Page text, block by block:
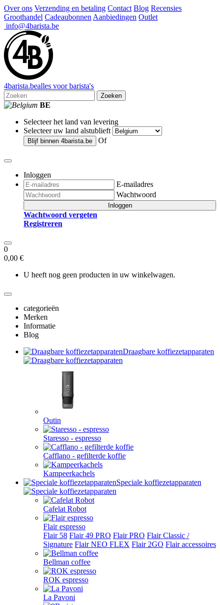
Over ons Verzending en betaling Contact Blog Recensies
Groothandel Cadeaubonnen Aanbiedingen Outlet
info@4barista.be
4barista.bealles voor barista's
Zoeken
BE
Selecteer het land van levering
Selecteer uw land alstublieft
Blijf binnen 4barista.be Of
Inloggen
E-mailadres
Wachtwoord
Inloggen
Wachtwoord vergeten
Registreren
0
0,00 €
U heeft nog geen producten in uw winkelwagen.
categorieën
Merken
Informatie
Blog
Draagbare koffiezetapparaten
Outin
Staresso - espresso
Cafflano - gefilterde koffie
Kampeerkachels
Speciale koffiezetapparaten
Cafelat Robot
Flair espresso
Flair 58 Flair 49 PRO Flair PRO Flair Classic /
Signature Flair NEO FLEX Flair 2GO Flair accessoires
Bellman coffee
ROK espresso
La Pavoni